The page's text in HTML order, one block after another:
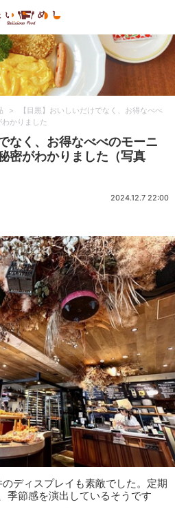
>
【目黒】おいしいだけでなく、お得なべべ
かりました
なく、お得なべべのモーニ
密がわかりました（写真
2024.12.7 22:00
ディスプレイも素敵でした。定期
季節感を演出しているそうです